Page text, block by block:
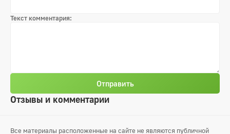
Отзывы и комментарии
Текст комментария:
Отправить
Все материалы расположенные на сайте не являются публичной